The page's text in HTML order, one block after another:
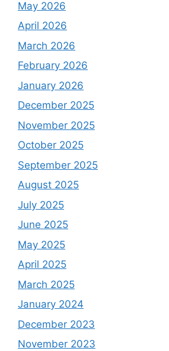
May 2026
April 2026
March 2026
February 2026
January 2026
December 2025
November 2025
October 2025
September 2025
August 2025
July 2025
June 2025
May 2025
April 2025
March 2025
January 2024
December 2023
November 2023